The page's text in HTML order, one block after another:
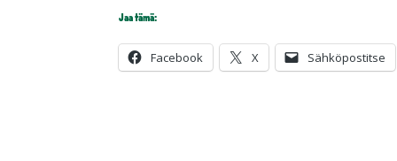
Jaa tämä:
Facebook X Sähköpostitse